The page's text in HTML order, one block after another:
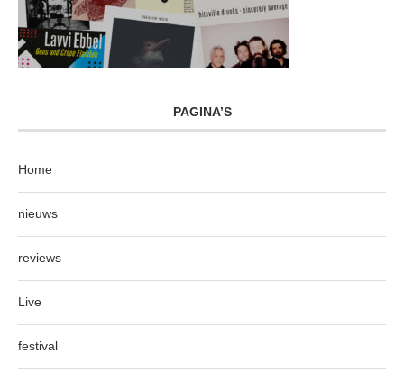
PAGINA’S
Home
nieuws
reviews
Live
festival